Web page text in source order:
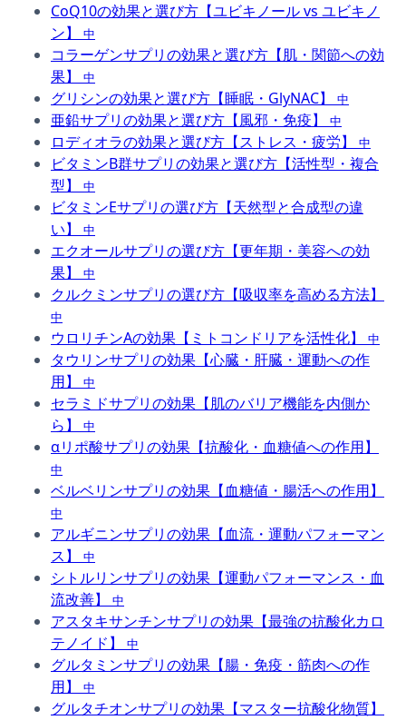
CoQ10の効果と選び方【ユビキノール vs ユビキノ
ン】
中
コラーゲンサプリの効果と選び方【肌・関節への効
果】
中
グリシンの効果と選び方【睡眠・GlyNAC】 中
亜鉛サプリの効果と選び方【風邪・免疫】 中
ロディオラの効果と選び方【ストレス・疲労】 中
ビタミンB群サプリの効果と選び方【活性型・複合
型】
中
ビタミンEサプリの選び方【天然型と合成型の違
い】
中
エクオールサプリの選び方【更年期・美容への効
果】
中
クルクミンサプリの選び方【吸収率を高める方法】
中
ウロリチンAの効果【ミトコンドリアを活性化】 中
タウリンサプリの効果【心臓・肝臓・運動への作
用】
中
セラミドサプリの効果【肌のバリア機能を内側か
ら】
中
αリポ酸サプリの効果【抗酸化・血糖値への作用】
中
ベルベリンサプリの効果【血糖値・腸活への作用】
中
アルギニンサプリの効果【血流・運動パフォーマン
ス】
中
シトルリンサプリの効果【運動パフォーマンス・血
流改善】
中
アスタキサンチンサプリの効果【最強の抗酸化カロ
テノイド】
中
グルタミンサプリの効果【腸・免疫・筋肉への作
用】
中
グルタチオンサプリの効果【マスター抗酸化物質】